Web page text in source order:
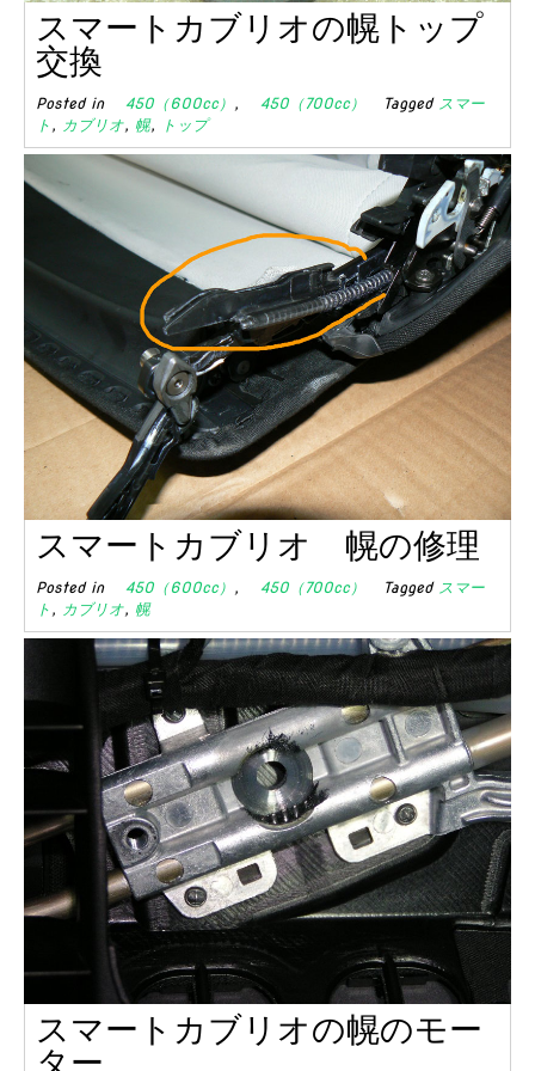
スマートカブリオの幌トップ
交換
Posted in 450（600cc） , 450（700cc） Tagged スマー
ト , カブリオ, 幌, トップ
スマートカブリオ 幌の修理
Posted in 450（600cc） , 450（700cc） Tagged スマー
ト , カブリオ, 幌
スマートカブリオの幌のモー